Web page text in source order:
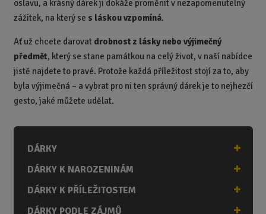
oslavu, a krásný dárek ji dokáže proměnit v nezapomenutelný
zážitek, na který se s láskou vzpomíná.
Ať už chcete darovat drobnost z lásky nebo výjimečný
předmět, který se stane památkou na celý život, v naší nabídce
jistě najdete to pravé. Protože každá příležitost stojí za to, aby
byla výjimečná – a vybrat pro ni ten správný dárek je to nejhezčí
gesto, jaké můžete udělat.
DÁRKY
DÁRKY K NAROZENINÁM
DÁRKY K PŘÍLEŽITOSTEM
DÁRKY PODLE ZÁJMŮ